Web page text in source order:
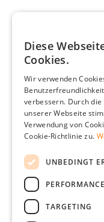
Diese
Cookies.
Wir verwenden
verbessern. Durch
unserer Webseite
Verwendung von
Cookie-Richtlinie zu.
UNBEDINGT
PERFORMANCE
TARGETING